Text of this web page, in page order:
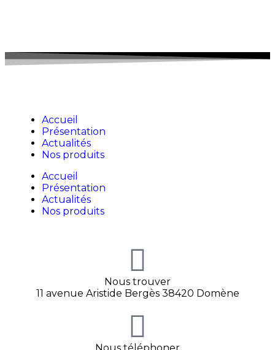
Accueil
Présentation
Actualités
Nos produits
Accueil
Présentation
Actualités
Nos produits
Nous trouver
11 avenue Aristide Bergès 38420 Domène